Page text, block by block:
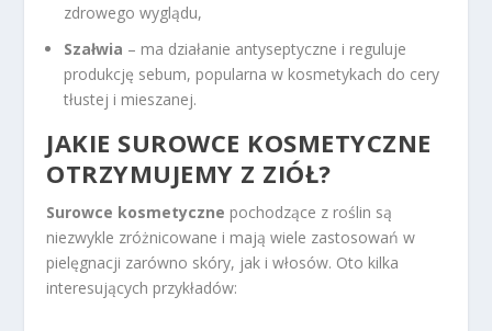
zdrowego wyglądu,
Szałwia – ma działanie antyseptyczne i reguluje
produkcję sebum, popularna w kosmetykach do cery
tłustej i mieszanej.
JAKIE SUROWCE KOSMETYCZNE
OTRZYMUJEMY Z ZIÓŁ?
Surowce kosmetyczne pochodzące z roślin są
niezwykle zróżnicowane i mają wiele zastosowań w
pielęgnacji zarówno skóry, jak i włosów. Oto kilka
interesujących przykładów: